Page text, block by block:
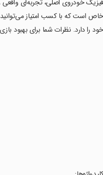
خاص است که با کسب امتیاز
خود را دارد. نظرات شما برای بهبود